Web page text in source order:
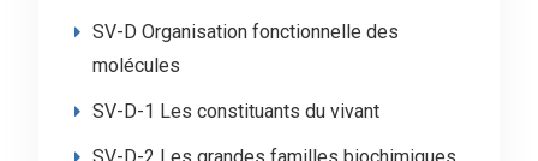
SV-D Organisation fonctionnelle des
molécules
SV-D-1 Les constituants du vivant
SV-D-2 Les grandes familles biochimiques